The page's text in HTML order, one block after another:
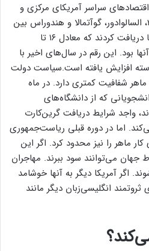
سراسر آمریکای مرکزی و
کارائیب را فلج کند. در سال۲۰۲۱، السالوادور، گوآتمالا و هندوراس بین
۶ تا ۱۴میلیارد دلار پول از آمریکا دریافت کردند که معادل ۱۶ تا
بود. این رقم در سال‌های اخیر با
افزایش یافته است.سیاست دولت
شفافیت کمتری دارد. در ماه
که از دانشگاه‌های
واجد شرایط دریافت گرین‌کارت
اما در دوره قبلی ریاست‌جمهوری
ماهر را نیز محدود کرد. اگر این
جهان می‌توانند سود ببرند. مهاجران
اگر آمریکا دیگر به آنها خوشامد
انگلیسی‌زبان دیگر مانند